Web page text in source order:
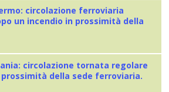
circolazione ferroviaria
un incendio in prossimità della
circolazione tornata regolare
della sede ferroviaria.